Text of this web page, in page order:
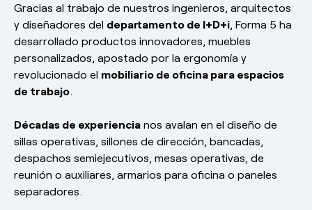
Gracias al trabajo de nuestros ingenieros, arquitectos
y diseñadores del departamento de I+D+i, Forma 5 ha
desarrollado productos innovadores, muebles
personalizados, apostado por la ergonomía y
revolucionado el mobiliario de oficina para espacios
de trabajo.
Décadas de experiencia nos avalan en el diseño de
sillas operativas, sillones de dirección, bancadas,
despachos semiejecutivos, mesas operativas, de
reunión o auxiliares, armarios para oficina o paneles
separadores.